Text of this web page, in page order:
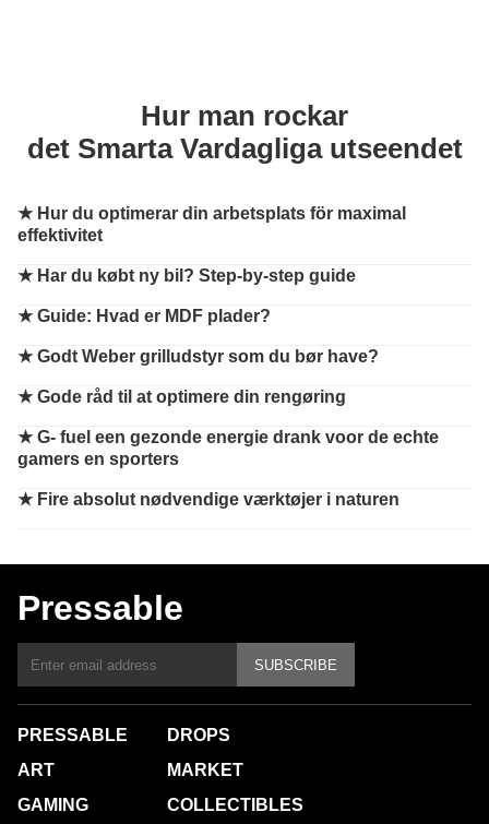
Hur man rockar
det Smarta Vardagliga utseendet
★ Hur du optimerar din arbetsplats för maximal
effektivitet
★ Har du købt ny bil? Step-by-step guide
★Guide: Hvad er MDF plader?
★Godt Weber grilludstyr som du bør have?
★Gode råd til at optimere din rengøring
★G- fuel een gezonde energie drank voor de echte
gamers en sporters
★ Fire absolut nødvendige værktøjer i naturen
Pressable
SUBSCRIBE
PRESSABLE
ART
GAMING
DROPS
MARKET
COLLECTIBLES